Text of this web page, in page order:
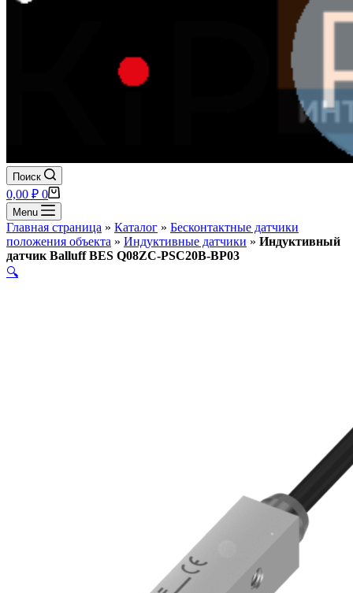
Поиск
Корзина
0,00 ₽ 0
Menu
Главная страница » Каталог » Бесконтактные датчики
положения объекта » Индуктивные датчики » Индуктивный
датчик Balluff BES Q08ZC-PSC20B-BP03
🔍